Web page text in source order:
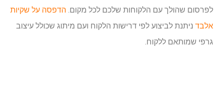
לפרסום שהולך עם הלקוחות שלכם לכל מקום. הדפסה על שקיות
אלבד ניתנת לביצוע לפי דרישות הלקוח ועם מיתוג שכולל עיצוב
גרפי שמותאם ללקוח.